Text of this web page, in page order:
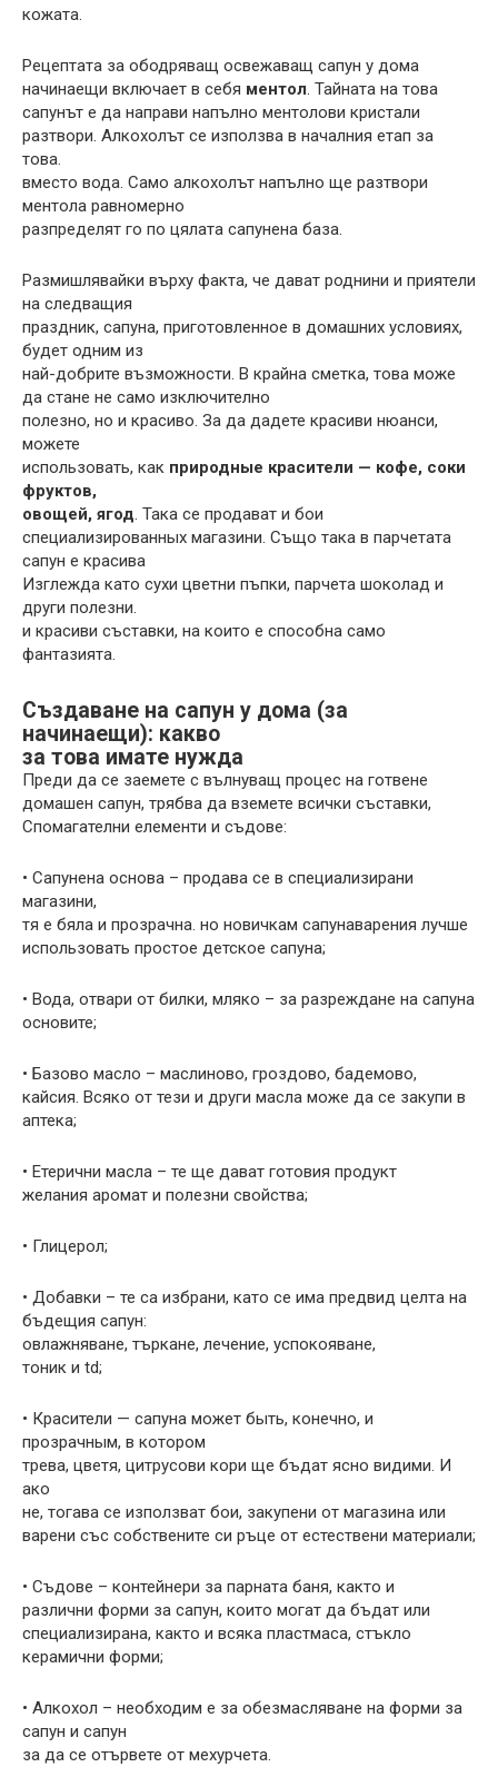
кожата.
Рецептата за ободряващ освежаващ сапун у дома
начинаещи включает в себя ментол. Тайната на това
сапунът е да направи напълно ментолови кристали
разтвори. Алкохолът се използва в началния етап за
това.
вместо вода. Само алкохолът напълно ще разтвори
ментола равномерно
разпределят го по цялата сапунена база.
Размишлявайки върху факта, че дават роднини и приятели
на следващия
праздник, сапуна, приготовленное в домашних условиях,
будет одним из
най-добрите възможности. В крайна сметка, това може
да стане не само изключително
полезно, но и красиво. За да дадете красиви нюанси,
можете
использовать, как природные красители — кофе, соки
фруктов,
овощей, ягод. Така се продават и бои
специализированных магазини. Също така в парчетата
сапун е красива
Изглежда като сухи цветни пъпки, парчета шоколад и
други полезни.
и красиви съставки, на които е способна само
фантазията.
Създаване на сапун у дома (за
начинаещи): какво
за това имате нужда
Преди да се заемете с вълнуващ процес на готвене
домашен сапун, трябва да вземете всички съставки,
Спомагателни елементи и съдове:
• Сапунена основа – продава се в специализирани
магазини,
тя е бяла и прозрачна. но новичкам сапунаварения лучше
использовать простое детское сапуна;
• Вода, отвари от билки, мляко – за разреждане на сапуна
основите;
• Базово масло – маслиново, гроздово, бадемово,
кайсия. Всяко от тези и други масла може да се закупи в
аптека;
• Етерични масла – те ще дават готовия продукт
желания аромат и полезни свойства;
• Глицерол;
• Добавки – те са избрани, като се има предвид целта на
бъдещия сапун:
овлажняване, търкане, лечение, успокояване,
тоник и td;
• Красители — сапуна может быть, конечно, и
прозрачным, в котором
трева, цветя, цитрусови кори ще бъдат ясно видими. И
ако
не, тогава се използват бои, закупени от магазина или
варени със собствените си ръце от естествени материали;
• Съдове – контейнери за парната баня, както и
различни форми за сапун, които могат да бъдат или
специализирана, както и всяка пластмаса, стъкло
керамични форми;
• Алкохол – необходим е за обезмасляване на форми за
сапун и сапун
за да се отървете от мехурчета.